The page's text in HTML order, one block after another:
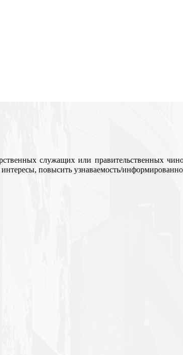
служащих или правительственных
повысить узнаваемость/